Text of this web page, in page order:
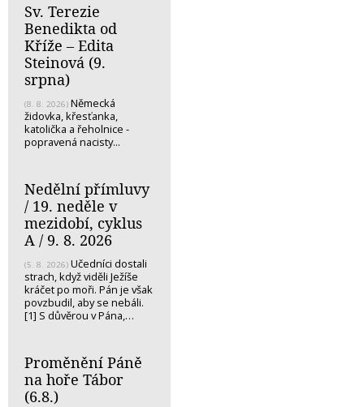
Sv. Terezie
Benedikta od
Kříže – Edita
Steinová (9.
srpna)
(8. 8. 2026) Německá
židovka, křesťanka,
katolička a řeholnice -
popravená nacisty...
Nedělní přímluvy
/ 19. neděle v
mezidobí, cyklus
A / 9. 8. 2026
(5. 8. 2026) Učedníci dostali
strach, když viděli Ježíše
kráčet po moři. Pán je však
povzbudil, aby se nebáli.
[1] S důvěrou v Pána,…
Proměnění Páně
na hoře Tábor
(6.8.)